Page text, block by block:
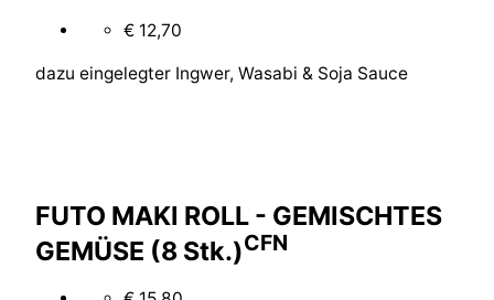
€ 12,70
dazu eingelegter Ingwer, Wasabi & Soja Sauce
FUTO MAKI ROLL - GEMISCHTES
GEMÜSE (8 Stk.)CFN